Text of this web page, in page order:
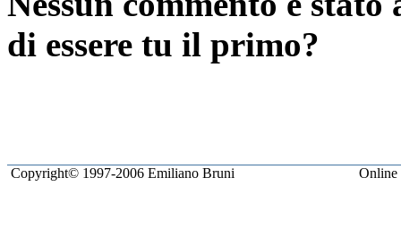
di essere tu il primo?
Copyright© 1997-2006 Emiliano Bruni Online